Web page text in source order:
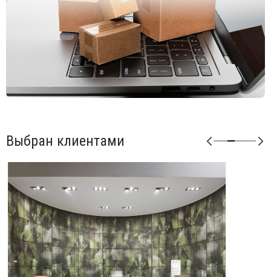
Толщина 10 мм.
Плоский край с черным сердечником.
Столешница имеет 12 отверстий для винтов M6.
Столешницу можно использовать в помещении и на
открытом воздухе.
Выбран клиентами